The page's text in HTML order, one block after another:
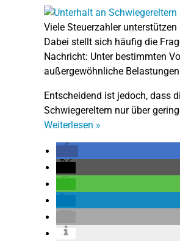
Viele Steuerzahler
Dabei stellt sich häufig die
Nachricht: Unter bestimmten
außergewöhnliche
Entscheidend ist jedoch, dass
Schwiegereltern nur über
Weiterlesen »